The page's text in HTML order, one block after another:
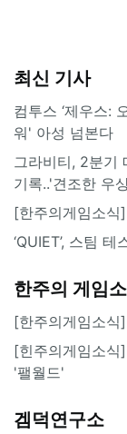
최신 기사
컴투스 ‘제우스:
워' 아성 넘본다
그라비티, 2분기
기록..'견조한 우
[한주의게임소
‘QUIET’, 스팀
한주의 게임
[한주의게임소
[힌주의게임소
'팰월드'
겜덕연구소